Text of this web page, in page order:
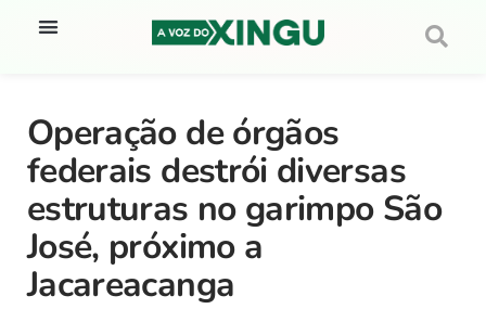
Operação de órgãos
federais destrói diversas
estruturas no garimpo São
José, próximo a
Jacareacanga